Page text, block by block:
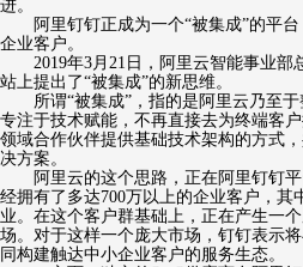
进。
阿里钉钉正成为一个“被集成”的平台
企业客户。
2019年3月21日，阿里云智能事业部
站上提出了“被集成”的新思维。
所谓“被集成”，指的是阿里云乃至于
专注于技术赋能，不再直接去为终端客
领域合作伙伴提供基础技术架构的方式
决方案。
阿里云的这个思路，正在阿里钉钉平
经拥有了多达700万以上的企业客户，其
业。在这个客户群基础上，正在产生一
场。对于这样一个庞大市场，钉钉表示
同构建触达中小企业客户的服务生态。